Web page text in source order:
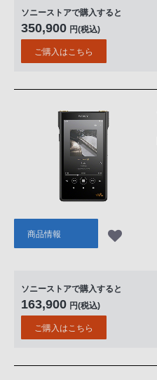
ソニーストアで購入すると
350,900 円(税込)
ご購入はこちら
商品情報
ソニーストアで購入すると
163,900 円(税込)
ご購入はこちら